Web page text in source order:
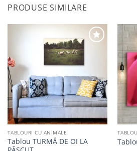
PRODUSE SIMILARE
Adaugă
favorite
TABLOURI CU ANIMALE
Tablou TURMĂ DE OI LA